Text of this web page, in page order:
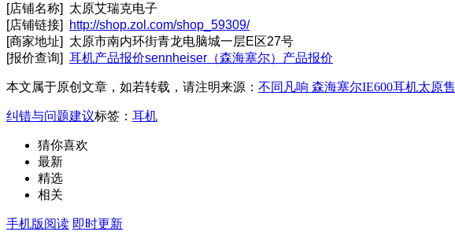
[店铺名称] 太原艾瑞克电子
[店铺链接]
http://shop.zol.com/shop_59309/
[商家地址] 太原市南内环街青龙电脑城一层E区27号
[报价查询] 耳机产品报价sennheiser（森海塞尔）产品报价
本文属于原创文章，如若转载，请注明来源： 不同凡响 森海塞尔IE600耳机太原售
纠错与问题建议标签： 耳机
猜你喜欢
最新
精选
相关
手机版阅读 即时更新